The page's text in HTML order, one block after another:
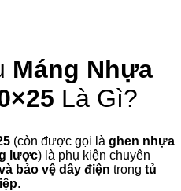
Máng Nhựa
Là Gì?
(còn được gọi là ghen nhựa
lược) là phụ kiện chuyên
bảo vệ dây điện trong tủ
.